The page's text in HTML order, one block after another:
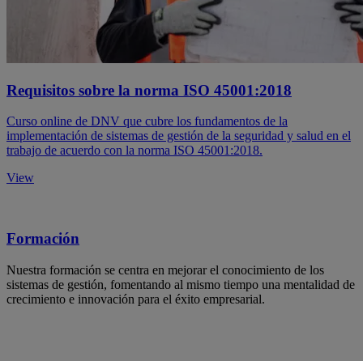
Requisitos sobre la norma ISO 45001:2018
Curso online de DNV que cubre los fundamentos de la
implementación de sistemas de gestión de la seguridad y salud en el
trabajo de acuerdo con la norma ISO 45001:2018.
View
Formación
Nuestra formación se centra en mejorar el conocimiento de los
sistemas de gestión, fomentando al mismo tiempo una mentalidad de
crecimiento e innovación para el éxito empresarial.